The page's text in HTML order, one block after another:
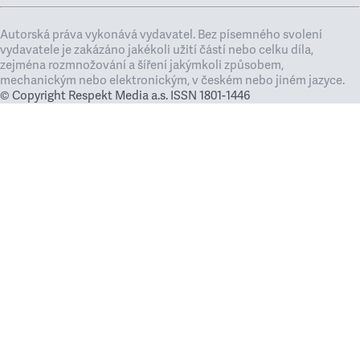
Autorská práva vykonává vydavatel. Bez písemného svolení
vydavatele je zakázáno jakékoli užití částí nebo celku díla,
zejména rozmnožování a šíření jakýmkoli způsobem,
mechanickým nebo elektronickým, v českém nebo jiném jazyce.
© Copyright Respekt Media a.s. ISSN 1801-1446